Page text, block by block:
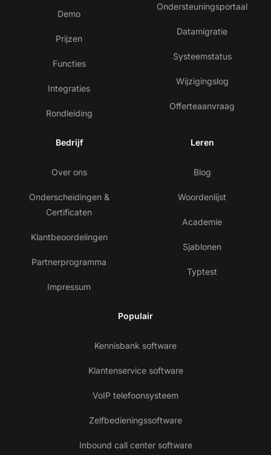
Demo
Prijzen
Functies
Integraties
Rondleiding
Ondersteuningsportaal
Datamigratie
Systeemstatus
Wijzigingslog
Offerteaanvraag
Bedrijf
Over ons
Onderscheidingen &
Certificaten
Klantbeoordelingen
Partnerprogramma
Impressum
Leren
Blog
Woordenlijst
Academie
Sjablonen
Typtest
Populair
Kennisbank software
Klantenservice software
VoIP telefoonsysteem
Zelfbedieningssoftware
Inbound call center software